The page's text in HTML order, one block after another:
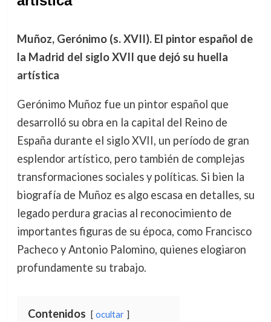
Muñoz, Gerónimo (s. XVII). El pintor español de
la Madrid del siglo XVII que dejó su huella
artística
Gerónimo Muñoz fue un pintor español que
desarrolló su obra en la capital del Reino de
España durante el siglo XVII, un período de gran
esplendor artístico, pero también de complejas
transformaciones sociales y políticas. Si bien la
biografía de Muñoz es algo escasa en detalles, su
legado perdura gracias al reconocimiento de
importantes figuras de su época, como Francisco
Pacheco y Antonio Palomino, quienes elogiaron
profundamente su trabajo.
Contenidos ocultar